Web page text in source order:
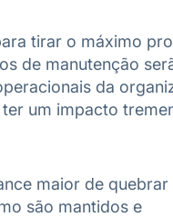
tirar o máximo
de manutenção
da
um impacto
maior de
são mantidos e